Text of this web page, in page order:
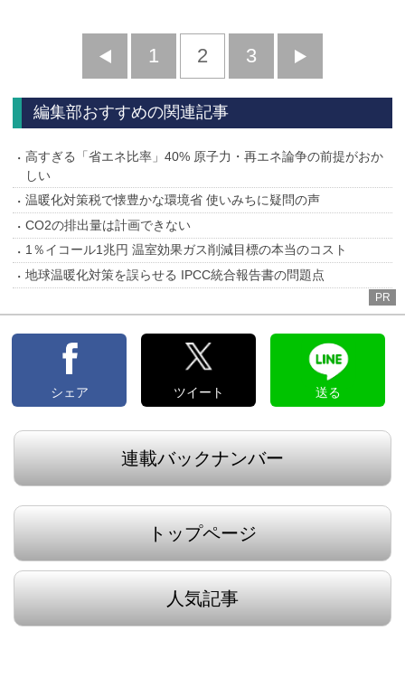
前
へ
1 2 3
へ
編集部おすすめの関連記事
高すぎる「省エネ比率」40% 原子力・再エネ論争の前提がおか
しい
温暖化対策税で懐豊かな環境省 使いみちに疑問の声
CO2の排出量は計画できない
1％イコール1兆円 温室効果ガス削減目標の本当のコスト
地球温暖化対策を誤らせる IPCC統合報告書の問題点
PR
シェア ツイート 送る
連載バックナンバー
トップページ
人気記事